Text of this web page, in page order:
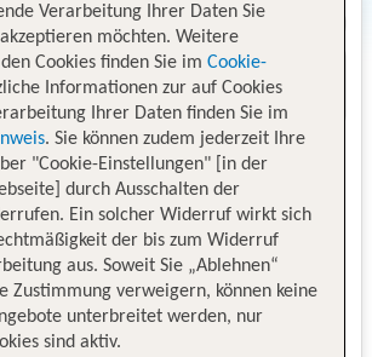
Verarbeitung Ihrer Daten Sie
möchten. Weitere
Cookies finden Sie im Cookie-
Informationen zur auf Cookies
Ihrer Daten finden Sie im
. Sie können zudem jederzeit Ihre
"Cookie-Einstellungen" [in der
durch Ausschalten der
Ein solcher Widerruf wirkt sich
der bis zum Widerruf
aus. Soweit Sie „Ablehnen“
Zustimmung verweigern, können keine
unterbreitet werden, nur
sind aktiv.